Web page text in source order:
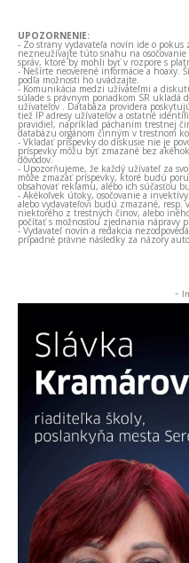
UPOZORNENIE:
- Zo strany vydavateľa novín ide o
nezneužívajte túto snahu na
správ, ktoré by mohli byť v rozpore s
- Nešírte neoverené informácie a
podľa možnosti ho uvádzajte.
- Komunikácia medzi užívateľmi a
súlade s právnym poriadkom SR ukladá
užívateľov . Databáza providera
tiež IP adresy užívateľov a ostatné
pravidiel, napríklad páchaním trestnej
databázu orgánom činným v trestnom
- Vkladať príspevky do diskusie nie je
príspevky môžu byť zmazané bez
dôvodov.
- Upozorňujeme, že každý užívateľ za
môže zmazať príspevky, ktoré budú
obsahovať reklamu, alebo ich súčasťou
- Akékoľvek útoky, osočovanie a
alebo vydavateľovi budú zmazané,
niektorého z trestných činov, alebo
počítať s možnosťou zjednania nápravy
- Vydavateľ novín a redakcia
prípadné právne následky za názory
-